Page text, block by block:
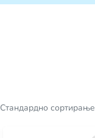
Стандардно сортирање